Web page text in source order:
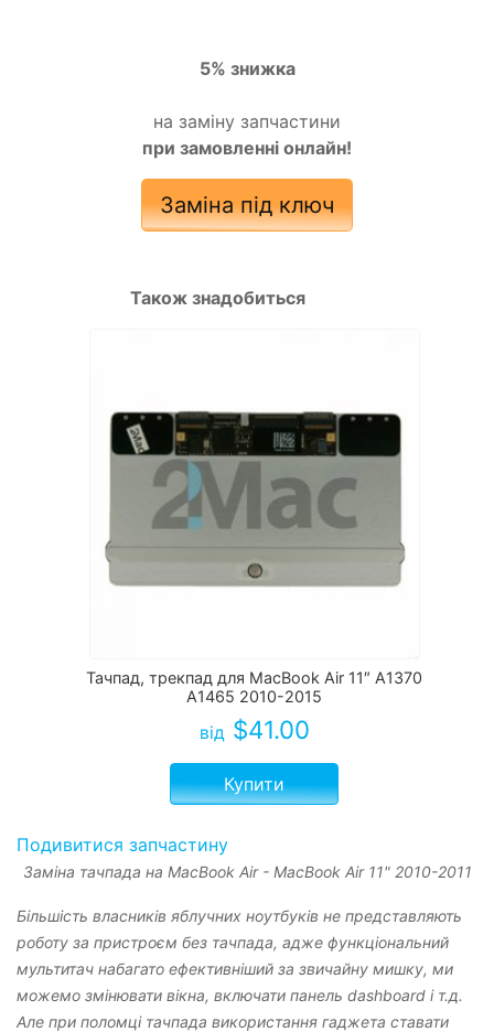
5% знижка
на заміну запчастини
при замовленні онлайн!
Заміна під ключ
Також знадобиться
Тачпад, трекпад для MacBook Air 11″ A1370
A1465 2010-2015
від $41.00
Купити
Подивитися запчастину
Заміна тачпада на MacBook Air - MacBook Air 11" 2010-2011
Більшість власників яблучних ноутбуків не представляють
роботу за пристроєм без тачпада, адже функціональний
мультитач набагато ефективніший за звичайну мишку, ми
можемо змінювати вікна, включати панель dashboard і т.д.
Але при поломці тачпада використання гаджета ставати